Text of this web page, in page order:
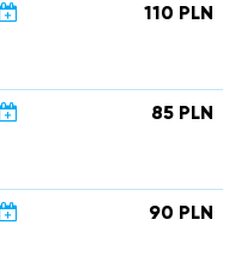
110 PLN
85 PLN
90 PLN